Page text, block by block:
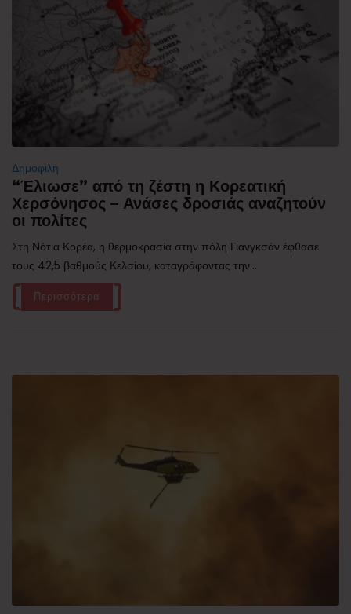
Δημοφιλή
“Έλιωσε” από τη ζέστη η Κορεατική
Χερσόνησος – Ανάσες δροσιάς αναζητούν
οι πολίτες
Στη Νότια Κορέα, η θερμοκρασία στην πόλη Γιανγκσάν έφθασε
τους 42,5 βαθμούς Κελσίου, καταγράφοντας την...
Περισσότερα